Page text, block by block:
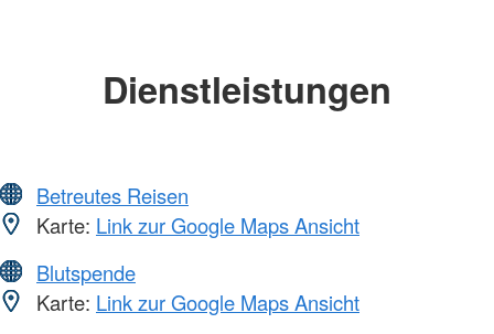
Dienstleistungen
Betreutes Reisen
Karte: Link zur Google Maps Ansicht
Blutspende
Karte: Link zur Google Maps Ansicht